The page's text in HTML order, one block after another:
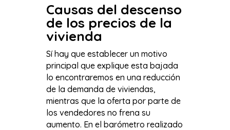
Causas del descenso
de los precios de la
vivienda
Sí hay que establecer un motivo
principal que explique esta bajada
lo encontraremos en una reducción
de la demanda de viviendas,
mientras que la oferta por parte de
los vendedores no frena su
aumento. En el barómetro realizado